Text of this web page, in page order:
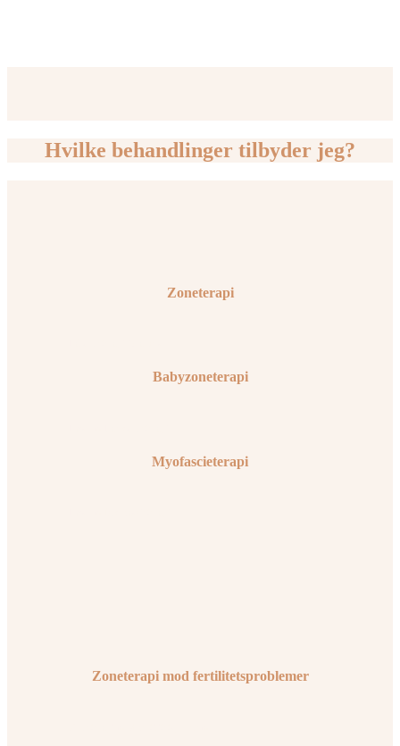
Hvilke behandlinger tilbyder jeg?
Zoneterapi
Babyzoneterapi
Myofascieterapi
Zoneterapi mod fertilitetsproblemer